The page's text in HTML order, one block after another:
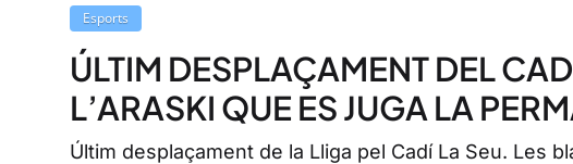
Esports
ÚLTIM DESPLAÇAMENT DEL
L’ARASKI QUE ES JUGA LA
Últim desplaçament de la Lliga pel Cadí La Seu. Les